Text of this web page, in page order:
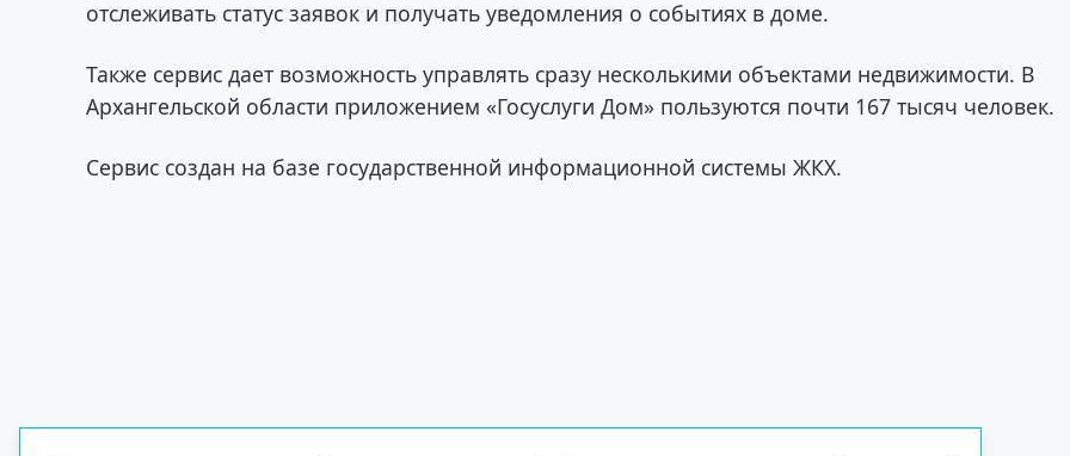
отслеживать статус заявок и получать уведомления о событиях в доме.
Также сервис дает возможность управлять сразу несколькими объектами недвижимости. В
Архангельской области приложением «Госуслуги Дом» пользуются почти 167 тысяч человек.
Сервис создан на базе государственной информационной системы ЖКХ.